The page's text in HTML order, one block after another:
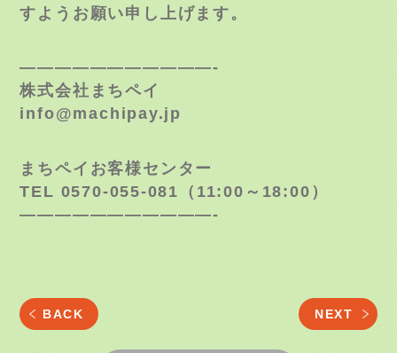
すようお願い申し上げます。
———————————-
株式会社まちペイ
info@machipay.jp
まちペイお客様センター
TEL 0570-055-081（11:00～18:00）
———————————-
BACK NEXT